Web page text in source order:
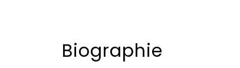
Biographie